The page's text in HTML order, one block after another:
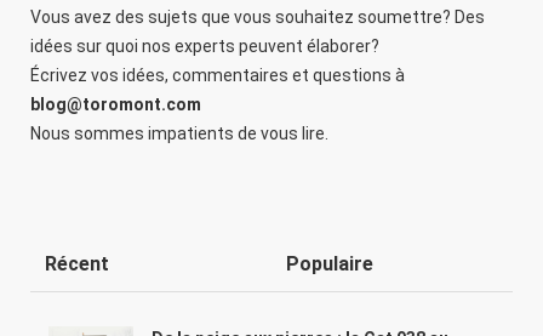
Vous avez des sujets que vous souhaitez soumettre? Des
idées sur quoi nos experts peuvent élaborer?
Écrivez vos idées, commentaires et questions à
blog@toromont.com
Nous sommes impatients de vous lire.
Récent Populaire